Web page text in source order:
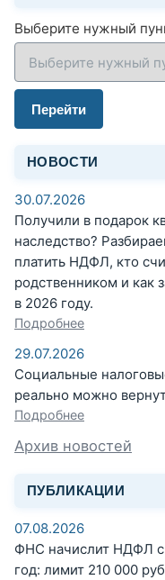
Выберите нужный
Перейти
НОВОСТИ
30.07.2026
Получили в подарок
наследство?
платить НДФЛ, кто
родственником и как
в 2026 году.
Подробнее
29.07.2026
Социальные
реально можно
Подробнее
Архив новостей
ПУБЛИКАЦИИ
07.08.2026
ФНС начислит НДФЛ с
год: лимит 210 000